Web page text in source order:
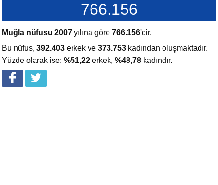
766.156
Muğla nüfusu 2007 yılına göre 766.156'dir.
Bu nüfus, 392.403 erkek ve 373.753 kadından oluşmaktadır.
Yüzde olarak ise: %51,22 erkek, %48,78 kadındır.